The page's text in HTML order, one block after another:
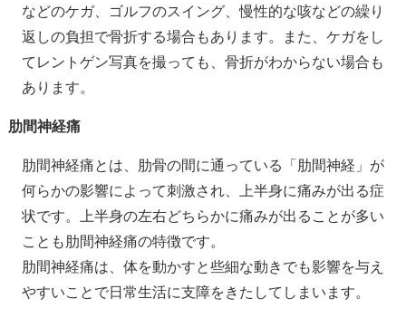
などのケガ、ゴルフのスイング、慢性的な咳などの繰り
返しの負担で骨折する場合もあります。また、ケガをし
てレントゲン写真を撮っても、骨折がわからない場合も
あります。
肋間神経痛
肋間神経痛とは、肋骨の間に通っている「肋間神経」が
何らかの影響によって刺激され、上半身に痛みが出る症
状です。上半身の左右どちらかに痛みが出ることが多い
ことも肋間神経痛の特徴です。
肋間神経痛は、体を動かすと些細な動きでも影響を与え
やすいことで日常生活に支障をきたしてしまいます。